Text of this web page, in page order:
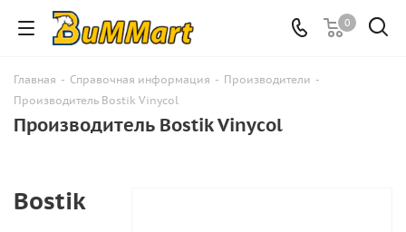
0
Главная - Справочная информация - Производители -
Производитель Bostik Vinycol
Производитель Bostik Vinycol
Bostik